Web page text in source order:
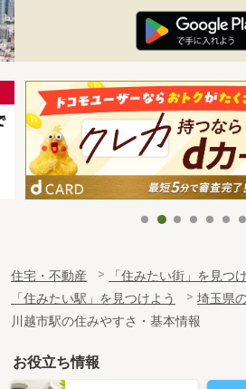
住宅・不動産
「住みたい街」を見つ
「住みたい駅」を見つけよう
埼玉県
川越市駅の住みやすさ・基本情報
お役立ち情報